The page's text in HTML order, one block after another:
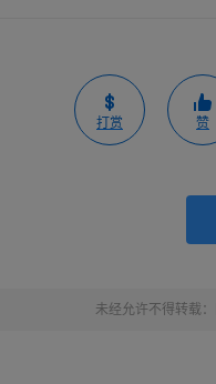
打赏 赞
未经允许不得转载：